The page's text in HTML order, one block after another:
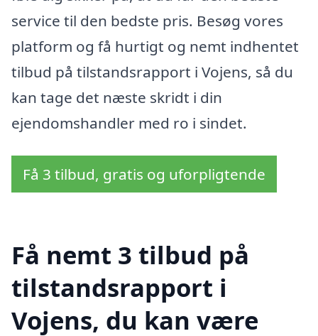
service til den bedste pris. Besøg vores
platform og få hurtigt og nemt indhentet
tilbud på tilstandsrapport i Vojens, så du
kan tage det næste skridt i din
ejendomshandler med ro i sindet.
Få 3 tilbud, gratis og uforpligtende
Få nemt 3 tilbud på
tilstandsrapport i
Vojens, du kan være